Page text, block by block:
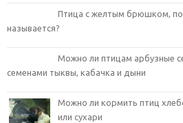
Птица с желтым брюшком,
называется?
Можно ли птицам арбузные
семенами тыквы, кабачка и дыни
Можно ли кормить птиц
или сухари